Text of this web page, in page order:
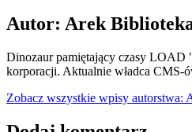
Autor: Arek
Dinozaur pamiętający czasy LOAD
korporacji. Aktualnie władca CMS-
Zobacz wszystkie wpisy autorstwa: